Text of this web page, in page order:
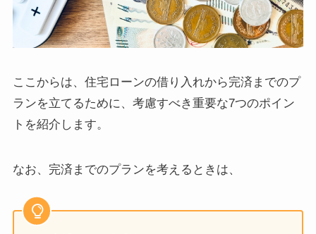
ここからは、住宅ローンの借り入れから完済までのプ
ランを立てるために、考慮すべき重要な7つのポイン
トを紹介します。
なお、完済までのプランを考えるときは、